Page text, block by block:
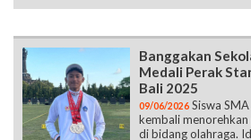
Banggakan
Medali Perak
Bali 2025
09/06/2026 Siswa
kembali
di bidang olahraga.